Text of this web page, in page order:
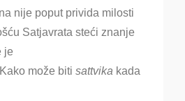
nije poput privida milosti
Satjavrata steći znanje
je
može biti sattvika kada